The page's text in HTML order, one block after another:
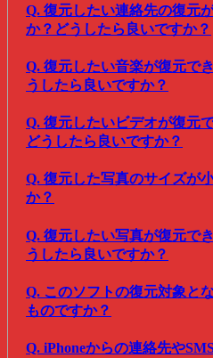
Q. 復元したい連絡先の復元
か？どうしたら良いですか？
Q. 復元したい音楽が復元で
うしたら良いですか？
Q. 復元したいビデオが復元
どうしたら良いですか？
Q. 復元した写真のサイズが
か？
Q. 復元したい写真が復元で
うしたら良いですか？
Q. このソフトの復元対象と
ものですか？
Q. iPhoneからの連絡先や